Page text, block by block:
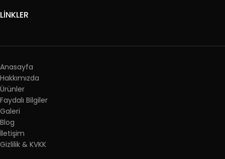
LİNKLER
Anasayfa
Hakkımızda
Ürünler
Faydalı Bilgiler
Galeri
Blog
İletişim
Gizlilik & KVKK